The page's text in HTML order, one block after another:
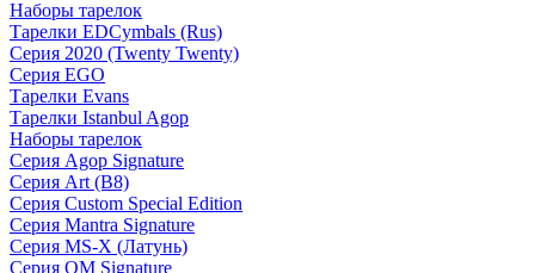
Наборы тарелок
Тарелки EDCymbals (Rus)
Серия 2020 (Twenty Twenty)
Серия EGO
Тарелки Evans
Тарелки Istanbul Agop
Наборы тарелок
Серия Agop Signature
Серия Art (B8)
Серия Custom Special Edition
Серия Mantra Signature
Серия MS-X (Латунь)
Серия OM Signature